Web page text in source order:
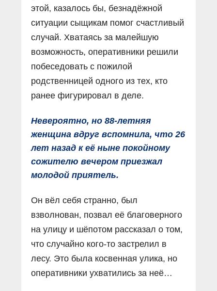
этой, казалось бы, безнадёжной
ситуации сыщикам помог счастливый
случай. Хватаясь за малейшую
возможность, оперативники решили
побеседовать с пожилой
родственницей одного из тех, кто
ранее фигурировал в деле.
Невероятно, но 88-летняя
женщина вдруг вспомнила, что 26
лет назад к её ныне покойному
сожителю вечером приезжал
молодой приятель.
Он вёл себя странно, был
взволнован, позвал её благоверного
на улицу и шёпотом рассказал о том,
что случайно кого-то застрелил в
лесу. Это была косвенная улика, но
оперативники ухватились за неё…